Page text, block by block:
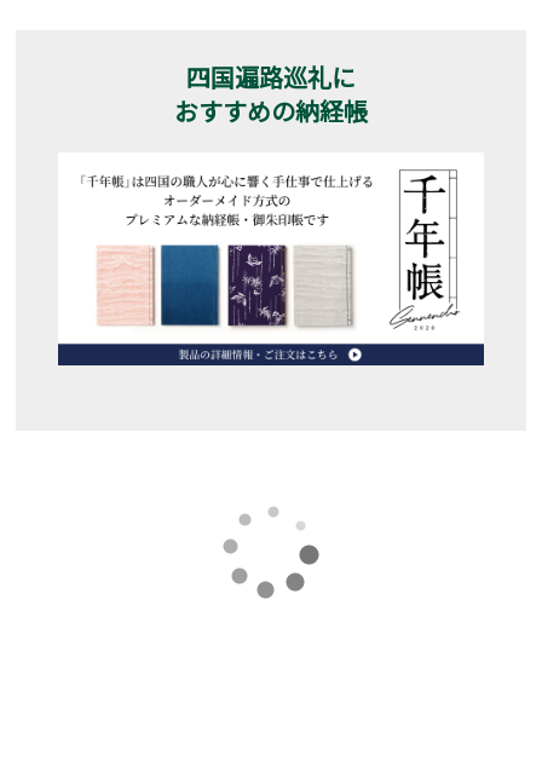
四国遍路巡礼に
おすすめの納経帳